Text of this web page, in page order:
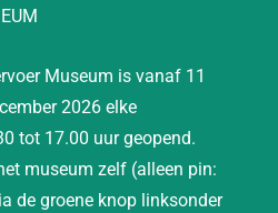
Museum is vanaf 11
2026 elke
tot 17.00 uur geopend.
museum zelf (alleen pin:
de groene knop linksonder